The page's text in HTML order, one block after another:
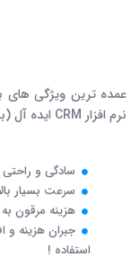
عمده ترین ویژگی های
نرم افزار CRM ایده آل (برنامه CRM) نسبت به سایر نرم افزار ها:
سادگی و راحتی
سرعت بسیار
هزینه مرقون
جبران هزینه
استفاده !